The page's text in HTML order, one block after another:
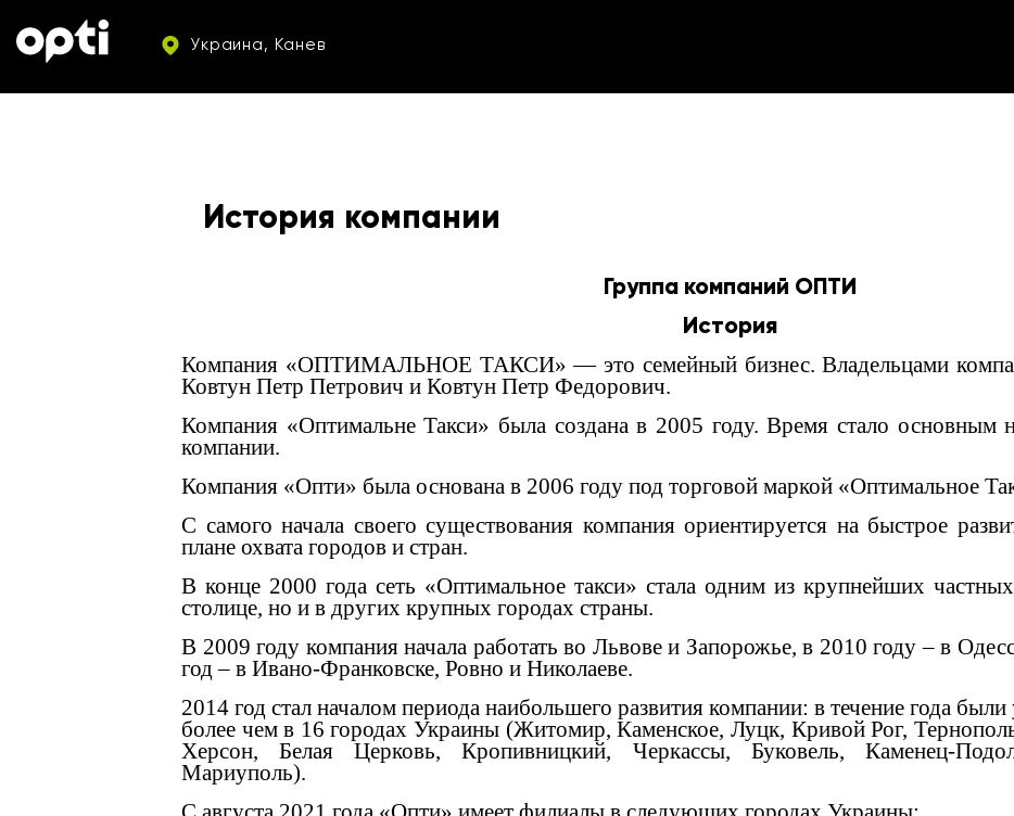
Украина, Канев
История компании
Группа компаний ОПТИ
История
Компания «ОПТИМАЛЬНОЕ ТАКСИ» — это семейный бизнес. Владельцами
Ковтун Петр Петрович и Ковтун Петр Федорович.
Компания «Оптимальне Такси» была создана в 2005 году. Время стало основным
компании.
Компания «Опти» была основана в 2006 году под торговой маркой «Оптимальное
С самого начала своего существования компания ориентируется на быстрое
плане охвата городов и стран.
В конце 2000 года сеть «Оптимальное такси» стала одним из крупнейших
столице, но и в других крупных городах страны.
В 2009 году компания начала работать во Львове и Запорожье, в 2010 году – в
год – в Ивано-Франковске, Ровно и Николаеве.
2014 год стал началом периода наибольшего развития компании: в течение года
более чем в 16 городах Украины (Житомир, Каменское, Луцк, Кривой Рог,
Херсон, Белая Церковь, Кропивницкий, Черкассы, Буковель, Каменец-
Мариуполь).